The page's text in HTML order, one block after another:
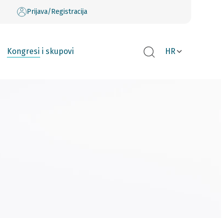
Prijava/Registracija
Kongresi i skupovi HR